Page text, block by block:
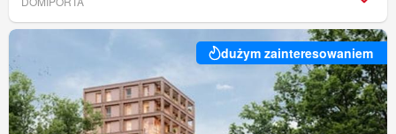
dużym zainteresowaniem